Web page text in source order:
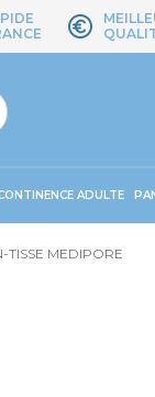
ADULTE
TISSE MEDIPORE